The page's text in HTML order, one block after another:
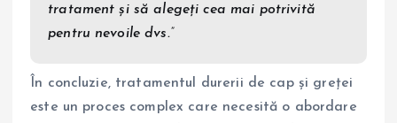
tratament și să alegeți cea mai potrivită
pentru nevoile dvs.”
În concluzie, tratamentul durerii de cap și greței
este un proces complex care necesită o abordare